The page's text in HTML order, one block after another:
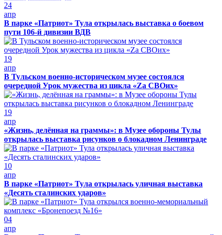
24
апр
В парке «Патриот» Тула открылась выставка о боевом
пути 106-й дивизии ВДВ
19
апр
В Тульском военно-историческом музее состоялся
очередной Урок мужества из цикла «Zа СВОих»
19
апр
«Жизнь, делённая на граммы»: в Музее обороны Тулы
открылась выставка рисунков о блокадном Ленинграде
10
апр
В парке «Патриот» Тула открылась уличная выставка
«Десять сталинских ударов»
04
апр